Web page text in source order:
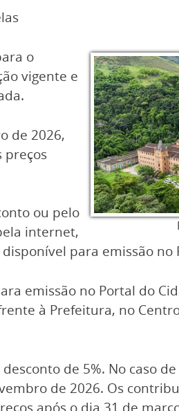
o
vigente e
de 2026,
preços
ou pelo
internet,
para emissão no
emissão no Portal do
à Prefeitura, no
de 5%. No caso
de 2026. Os